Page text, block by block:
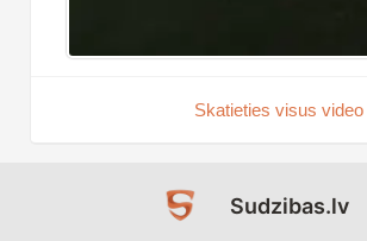
Skatieties visus video
Sudzibas.lv